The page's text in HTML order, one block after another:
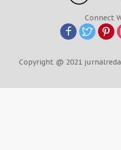
Connect
Copyright @ 2021